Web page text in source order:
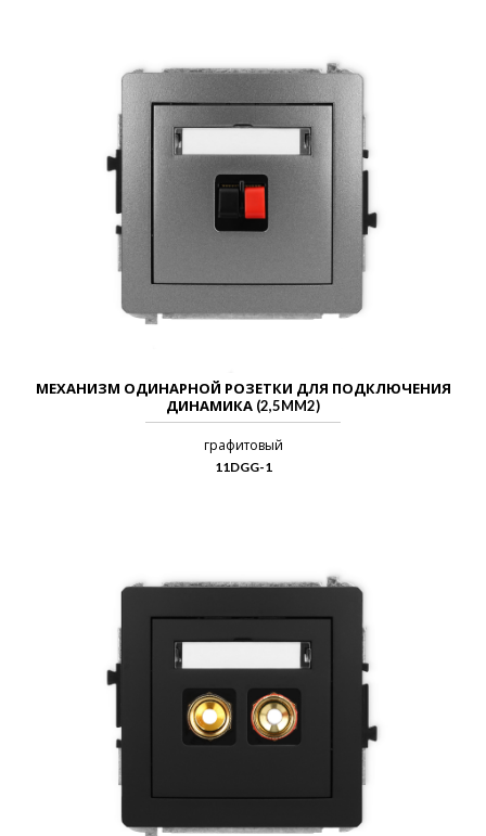
МЕХАНИЗМ ОДИНАРНОЙ РОЗЕТКИ ДЛЯ ПОДКЛЮЧЕНИЯ
ДИНАМИКА (2,5MM2)
графитовый
11DGG-1